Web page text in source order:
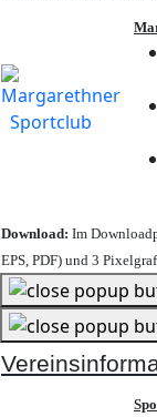
Download: Im
EPS, PDF) und 3